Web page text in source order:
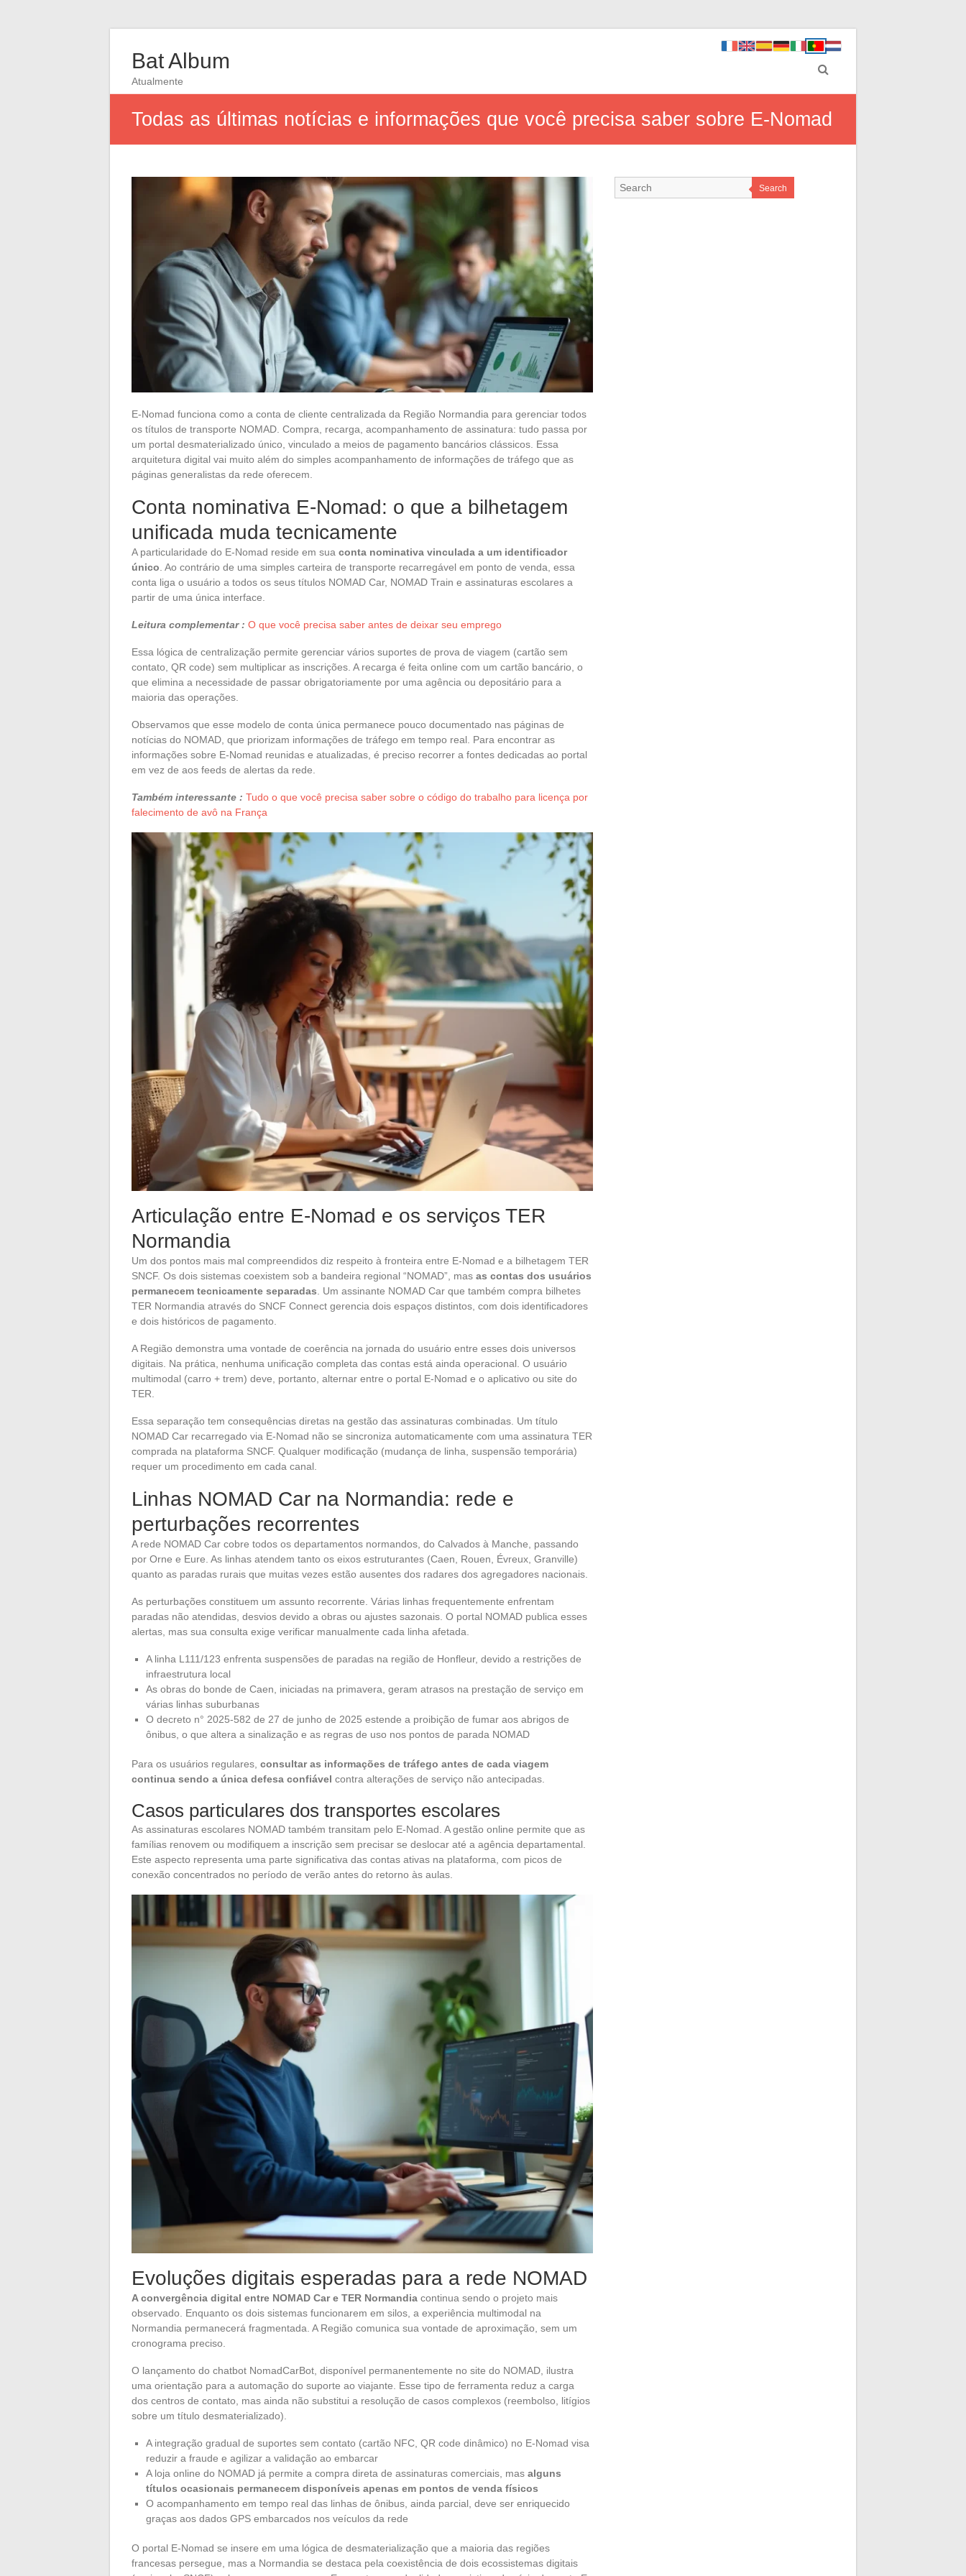
Bat Album
Atualmente
Todas as últimas notícias e informações que você precisa saber sobre E-Nomad
E-Nomad funciona como a conta de cliente centralizada da Região Normandia para gerenciar todos
os títulos de transporte NOMAD. Compra, recarga, acompanhamento de assinatura: tudo passa por
um portal desmaterializado único, vinculado a meios de pagamento bancários clássicos. Essa
arquitetura digital vai muito além do simples acompanhamento de informações de tráfego que as
páginas generalistas da rede oferecem.
Conta nominativa E-Nomad: o que a bilhetagem
unificada muda tecnicamente
A particularidade do E-Nomad reside em sua conta nominativa vinculada a um identificador
único . Ao contrário de uma simples carteira de transporte recarregável em ponto de venda, essa
conta liga o usuário a todos os seus títulos NOMAD Car, NOMAD Train e assinaturas escolares a
partir de uma única interface.
Leitura complementar : O que você precisa saber antes de deixar seu emprego
Essa lógica de centralização permite gerenciar vários suportes de prova de viagem (cartão sem
contato, QR code) sem multiplicar as inscrições. A recarga é feita online com um cartão bancário, o
que elimina a necessidade de passar obrigatoriamente por uma agência ou depositário para a
maioria das operações.
Observamos que esse modelo de conta única permanece pouco documentado nas páginas de
notícias do NOMAD, que priorizam informações de tráfego em tempo real. Para encontrar as
informações sobre E-Nomad reunidas e atualizadas, é preciso recorrer a fontes dedicadas ao portal
em vez de aos feeds de alertas da rede.
Também interessante : Tudo o que você precisa saber sobre o código do trabalho para licença por
falecimento de avô na França
Articulação entre E-Nomad e os serviços TER
Normandia
Um dos pontos mais mal compreendidos diz respeito à fronteira entre E-Nomad e a bilhetagem TER
SNCF. Os dois sistemas coexistem sob a bandeira regional “NOMAD”, mas as contas dos usuários
permanecem tecnicamente separadas . Um assinante NOMAD Car que também compra bilhetes
TER Normandia através do SNCF Connect gerencia dois espaços distintos, com dois identificadores
e dois históricos de pagamento.
A Região demonstra uma vontade de coerência na jornada do usuário entre esses dois universos
digitais. Na prática, nenhuma unificação completa das contas está ainda operacional. O usuário
multimodal (carro + trem) deve, portanto, alternar entre o portal E-Nomad e o aplicativo ou site do
TER.
Essa separação tem consequências diretas na gestão das assinaturas combinadas. Um título
NOMAD Car recarregado via E-Nomad não se sincroniza automaticamente com uma assinatura TER
comprada na plataforma SNCF. Qualquer modificação (mudança de linha, suspensão temporária)
requer um procedimento em cada canal.
Linhas NOMAD Car na Normandia: rede e
perturbações recorrentes
A rede NOMAD Car cobre todos os departamentos normandos, do Calvados à Manche, passando
por Orne e Eure. As linhas atendem tanto os eixos estruturantes (Caen, Rouen, Évreux, Granville)
quanto as paradas rurais que muitas vezes estão ausentes dos radares dos agregadores nacionais.
As perturbações constituem um assunto recorrente. Várias linhas frequentemente enfrentam
paradas não atendidas, desvios devido a obras ou ajustes sazonais. O portal NOMAD publica esses
alertas, mas sua consulta exige verificar manualmente cada linha afetada.
A linha L111/123 enfrenta suspensões de paradas na região de Honfleur, devido a restrições de
infraestrutura local
As obras do bonde de Caen, iniciadas na primavera, geram atrasos na prestação de serviço em
várias linhas suburbanas
O decreto n° 2025-582 de 27 de junho de 2025 estende a proibição de fumar aos abrigos de
ônibus, o que altera a sinalização e as regras de uso nos pontos de parada NOMAD
Para os usuários regulares, consultar as informações de tráfego antes de cada viagem
continua sendo a única defesa confiável contra alterações de serviço não antecipadas.
Casos particulares dos transportes escolares
As assinaturas escolares NOMAD também transitam pelo E-Nomad. A gestão online permite que as
famílias renovem ou modifiquem a inscrição sem precisar se deslocar até a agência departamental.
Este aspecto representa uma parte significativa das contas ativas na plataforma, com picos de
conexão concentrados no período de verão antes do retorno às aulas.
Evoluções digitais esperadas para a rede NOMAD
A convergência digital entre NOMAD Car e TER Normandia continua sendo o projeto mais
observado. Enquanto os dois sistemas funcionarem em silos, a experiência multimodal na
Normandia permanecerá fragmentada. A Região comunica sua vontade de aproximação, sem um
cronograma preciso.
O lançamento do chatbot NomadCarBot, disponível permanentemente no site do NOMAD, ilustra
uma orientação para a automação do suporte ao viajante. Esse tipo de ferramenta reduz a carga
dos centros de contato, mas ainda não substitui a resolução de casos complexos (reembolso, litígios
sobre um título desmaterializado).
A integração gradual de suportes sem contato (cartão NFC, QR code dinâmico) no E-Nomad visa
reduzir a fraude e agilizar a validação ao embarcar
A loja online do NOMAD já permite a compra direta de assinaturas comerciais, mas alguns
títulos ocasionais permanecem disponíveis apenas em pontos de venda físicos
O acompanhamento em tempo real das linhas de ônibus, ainda parcial, deve ser enriquecido
graças aos dados GPS embarcados nos veículos da rede
O portal E-Nomad se insere em uma lógica de desmaterialização que a maioria das regiões
francesas persegue, mas a Normandia se destaca pela coexistência de dois ecossistemas digitais
Search